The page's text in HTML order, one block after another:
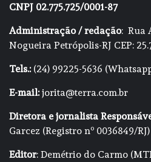
CNPJ 02.775.725/0001-87
Administração / redação: Rua
Nogueira Petrópolis-RJ CEP:
Tels.:(24) 99225-5636
E-mail:jorita@terra.com.br
Diretora e jornalista
Garcez (Registro nº 0036849/RJ)
Editor: Demétrio do Carmo